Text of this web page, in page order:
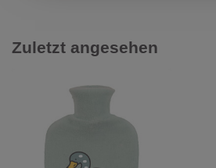
Zuletzt angesehen